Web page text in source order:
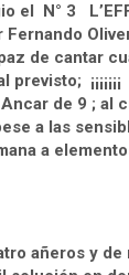
el N° 3
Fernando
de cantar
de 9 ; al
a las
a
añeros y de